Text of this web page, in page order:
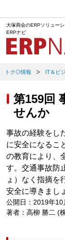
大塚商会のERPソリュー
ERPナビ
トク◎情報 IT＆ビ
第159回
せんか
事故の経験をし
に安全になるこ
の教育により、
す。交通事故防
ょ）なく指摘を
安全に導きまし
公開日：2019年10
著者：高柳 勝二 (